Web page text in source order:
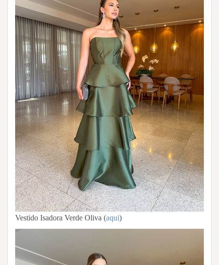
Vestido Isadora Verde Oliva (aqui)